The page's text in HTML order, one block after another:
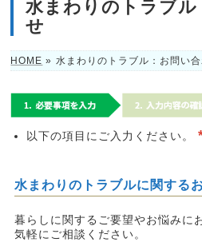
水まわりのトラブル
せ
HOME » 水まわりのトラブル：お問い
以下の項目にご入力ください。
水まわりのトラブルに関する
暮らしに関するご要望やお悩みに
気軽にご相談ください。